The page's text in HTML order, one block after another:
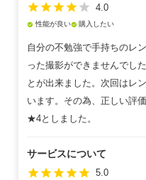
star star star star star 4.0
check_circle 性能が良いcheck_circle 購入したい
自分の不勉強で手持ちのレ
った撮影ができませんでし
とが出来ました。次回はレ
います。その為、正しい評
★4としました。
サービスについて
star star star star star 5.0